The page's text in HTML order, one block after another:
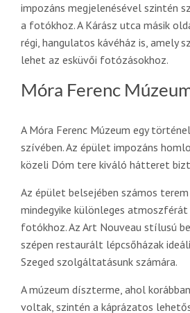
impozáns megjelenésével szintén
a fotókhoz. A Kárász utca másik
régi, hangulatos kávéház is, amely
lehet az esküvői fotózásokhoz.
Móra Ferenc
A Móra Ferenc Múzeum egy
szívében. Az épület impozáns
közeli Dóm tere kiváló hátteret
Az épület belsejében számos
mindegyike különleges
fotókhoz. Az Art Nouveau stílusú
szépen restaurált lépcsőházak
Szeged szolgáltatásunk számára.
A múzeum díszterme, ahol
voltak, szintén a káprázatos